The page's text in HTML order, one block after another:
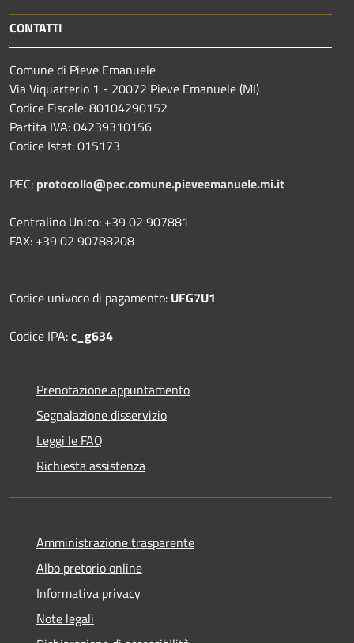
CONTATTI
Comune di Pieve Emanuele
Via Viquarterio 1 - 20072 Pieve Emanuele (MI)
Codice Fiscale: 80104290152
Partita IVA: 04239310156
Codice Istat: 015173
PEC: protocollo@pec.comune.pieveemanuele.mi.it
Centralino Unico: +39 02 907881
FAX: +39 02 90788208
Codice univoco di pagamento: UFG7U1
Codice IPA:c_g634
Prenotazione appuntamento
Segnalazione disservizio
Leggi le FAQ
Richiesta assistenza
Amministrazione trasparente
Albo pretorio online
Informativa privacy
Note legali